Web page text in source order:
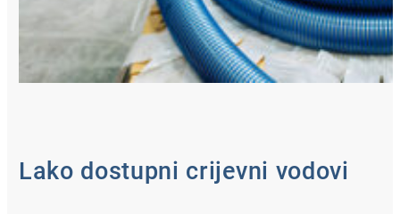
Lako dostupni crijevni vodovi